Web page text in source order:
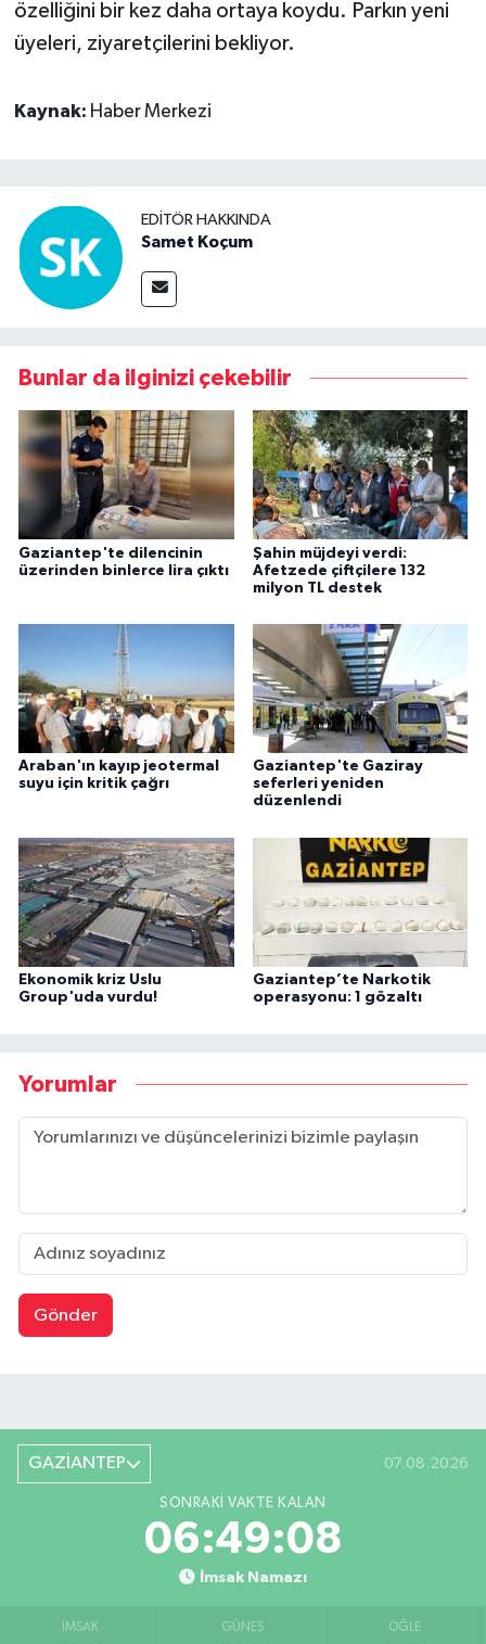
özelliğini bir kez daha ortaya koydu. Parkın yeni
üyeleri, ziyaretçilerini bekliyor.
Kaynak: Haber Merkezi
EDITÖR HAKKINDA
Samet Koçum
Bunlar da ilginizi çekebilir
Gaziantep'te dilencinin
üzerinden binlerce lira çıktı
Şahin müjdeyi verdi:
Afetzede çiftçilere 132
milyon TL destek
Araban'ın kayıp jeotermal
suyu için kritik çağrı
Gaziantep'te Gaziray
seferleri yeniden
düzenlendi
Ekonomik kriz Uslu
Group'uda vurdu!
Gaziantep’te Narkotik
operasyonu: 1 gözaltı
Yorumlar
Gönder
GAZİANTEP 07.08.2026
SONRAKI VAKTE KALAN
06:49:07
İmsak Namazı
İMSAK GÜNEŞ ÖĞLE